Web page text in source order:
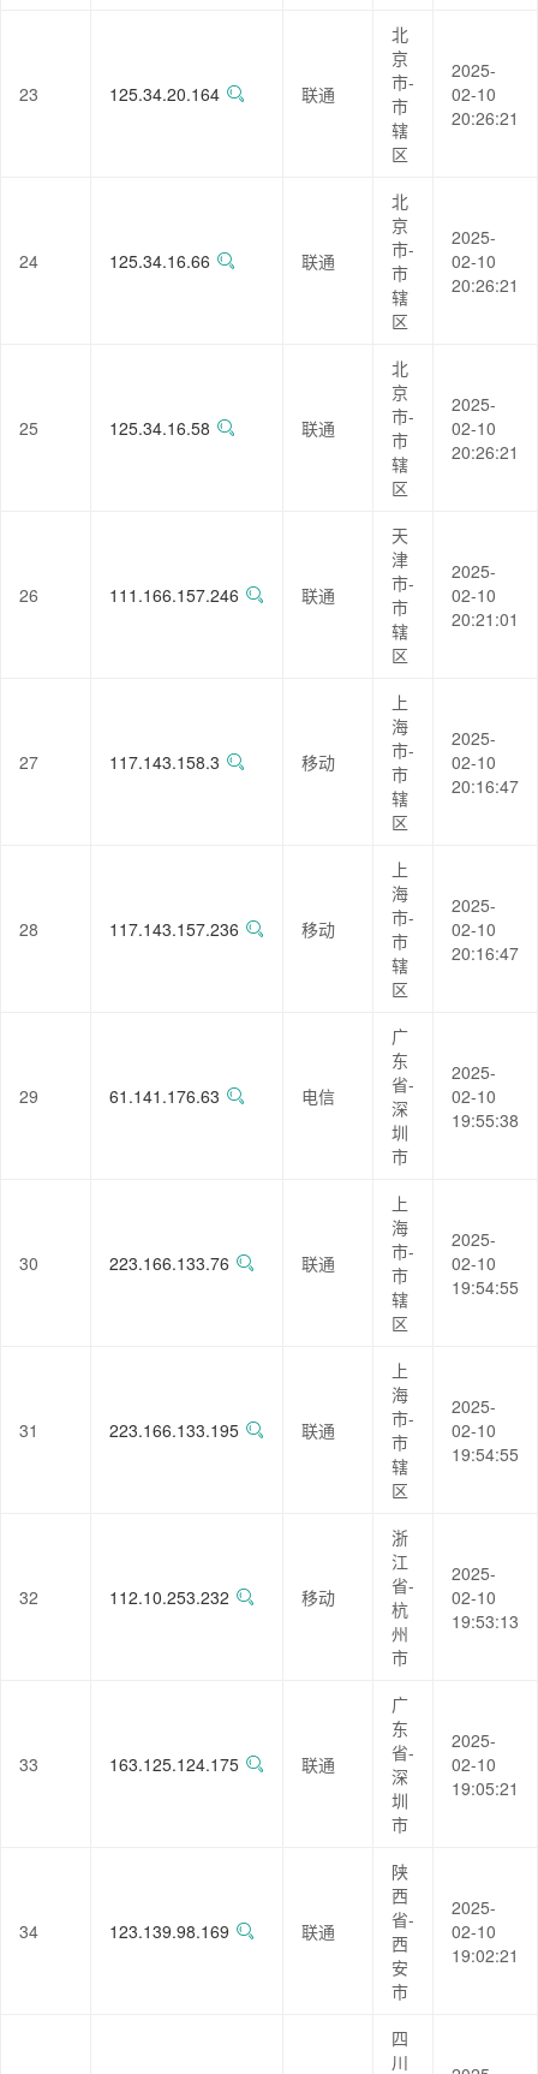
23 125.34.20.164 联通
北
京
市-
市
辖
区
2025-
02-10
20:26:21
24 125.34.16.66 联通
北
京
市-
市
辖
区
2025-
02-10
20:26:21
25 125.34.16.58 联通
北
京
市-
市
辖
区
2025-
02-10
20:26:21
26 111.166.157.246 联通
天
津
市-
市
辖
区
2025-
02-10
20:21:01
27 117.143.158.3 移动
上
海
市-
市
辖
区
2025-
02-10
20:16:47
28 117.143.157.236 移动
上
海
市-
市
辖
区
2025-
02-10
20:16:47
29 61.141.176.63 电信
广
东
省-
深
圳
市
2025-
02-10
19:55:38
30 223.166.133.76 联通
上
海
市-
市
辖
区
2025-
02-10
19:54:55
31 223.166.133.195 联通
上
海
市-
市
辖
区
2025-
02-10
19:54:55
32 112.10.253.232 移动
浙
江
省-
杭
州
市
2025-
02-10
19:53:13
33 163.125.124.175 联通
广
东
省-
深
圳
市
2025-
02-10
19:05:21
34 123.139.98.169 联通
陕
西
省-
西
安
市
2025-
02-10
19:02:21
四
川